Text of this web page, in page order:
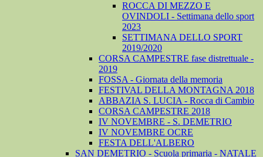
ROCCA DI MEZZO E
OVINDOLI - Settimana dello sport
2023
SETTIMANA DELLO SPORT
2019/2020
CORSA CAMPESTRE fase distrettuale -
2019
FOSSA - Giornata della memoria
FESTIVAL DELLA MONTAGNA 2018
ABBAZIA S. LUCIA - Rocca di Cambio
CORSA CAMPESTRE 2018
IV NOVEMBRE - S. DEMETRIO
IV NOVEMBRE OCRE
FESTA DELL'ALBERO
SAN DEMETRIO - Scuola primaria - NATALE